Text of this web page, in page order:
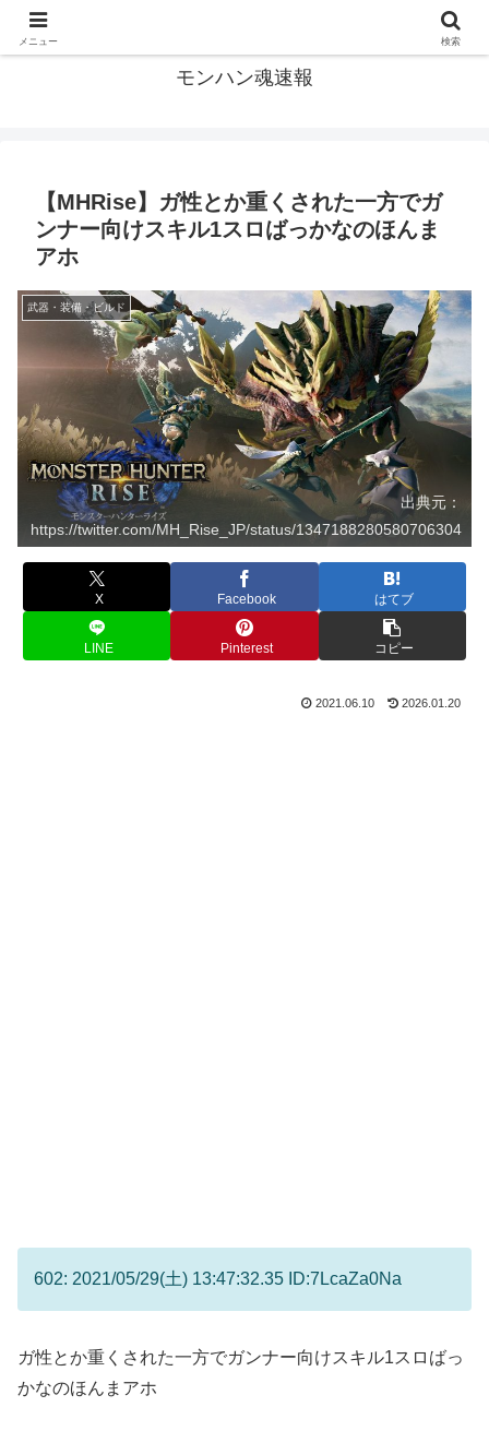
モンハン魂速報
【MHRise】ガ性とか重くされた一方でガ
ンナー向けスキル1スロばっかなのほんま
アホ
武器・装備・ビルド
出典元：
https://twitter.com/MH_Rise_JP/status/1347188280580706304
X Facebook はてブ
LINE Pinterest コピー
2021.06.10 2026.01.20
602: 2021/05/29(土) 13:47:32.35 ID:7LcaZa0Na
ガ性とか重くされた一方でガンナー向けスキル1スロばっ
かなのほんまアホ
メニュー 検索